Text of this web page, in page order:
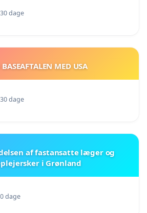
dage
MED USA
dage
af fastansatte læger og
i Grønland
dage